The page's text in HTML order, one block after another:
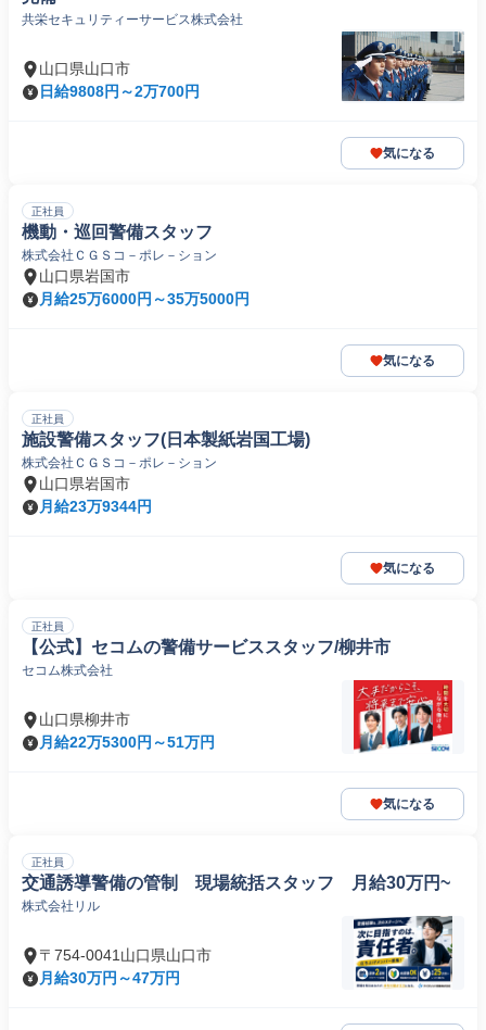
共栄セキュリティーサービス株式会社
山口県山口市
日給9808円～2万700円
気になる
正社員
機動・巡回警備スタッフ
株式会社ＣＧＳコ－ポレ－ション
山口県岩国市
月給25万6000円～35万5000円
気になる
正社員
施設警備スタッフ(日本製紙岩国工場)
株式会社ＣＧＳコ－ポレ－ション
山口県岩国市
月給23万9344円
気になる
正社員
【公式】セコムの警備サービススタッフ/柳井市
セコム株式会社
山口県柳井市
月給22万5300円～51万円
気になる
正社員
交通誘導警備の管制 現場統括スタッフ 月給30万円~
株式会社リル
〒754-0041山口県山口市
月給30万円～47万円